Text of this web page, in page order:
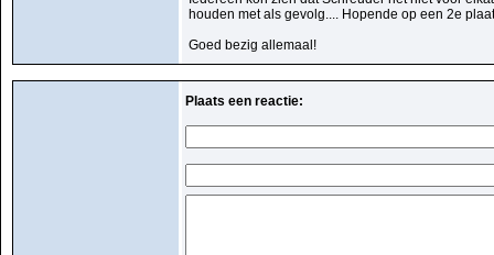
houden met als gevolg.... Hopende op een 2e
Goed bezig allemaal!
Plaats een reactie: